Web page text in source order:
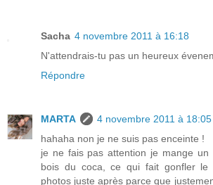
Sacha 4 novembre 2011 à 16:18
N'attendrais-tu pas un heureux
Répondre
MARTA
4 novembre 2011 à 18:05
hahaha non je ne suis pas enceinte !
je ne fais pas attention je mange un
bois du coca, ce qui fait gonfler
photos juste après parce que